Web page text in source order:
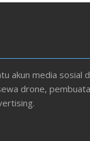
akun media sosial
drone,